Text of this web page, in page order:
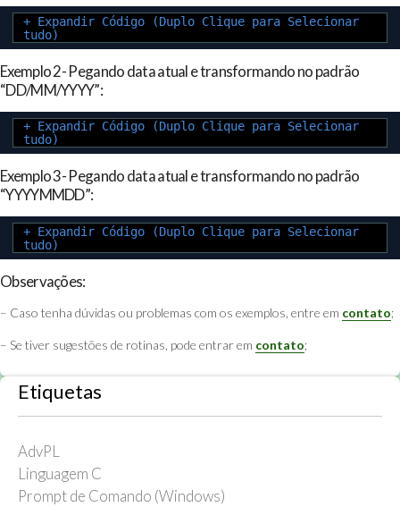
+ Expandir Código (Duplo Clique para Selecionar
tudo)
Exemplo 2- Pegando data atual e transformando no padrão
“DD/MM/YYYY”:
+ Expandir Código (Duplo Clique para Selecionar
tudo)
Exemplo 3- Pegando data atual e transformando no padrão
“YYYYMMDD”:
+ Expandir Código (Duplo Clique para Selecionar
tudo)
Observações:
– Caso tenha dúvidas ou problemas com os exemplos, entre em contato;
– Se tiver sugestões de rotinas, pode entrar em contato;
Etiquetas
AdvPL
Linguagem C
Prompt de Comando (Windows)